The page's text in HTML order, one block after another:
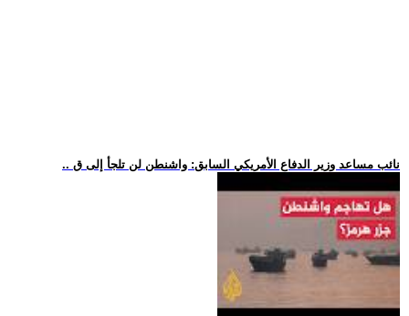
.. نائب مساعد وزير الدفاع الأمريكي السابق: واشنطن لن تلجأ إلى ق